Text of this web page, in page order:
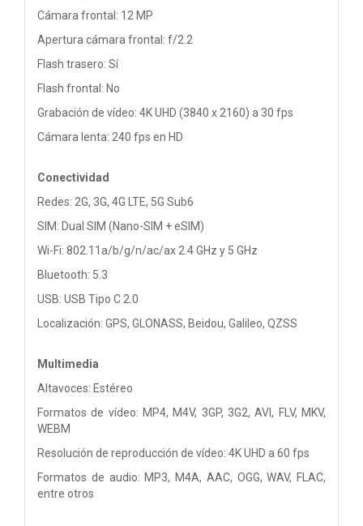
Cámara frontal: 12 MP
Apertura cámara frontal: f/2.2
Flash trasero: Sí
Flash frontal: No
Grabación de vídeo: 4K UHD (3840 x 2160) a 30 fps
Cámara lenta: 240 fps en HD
Conectividad
Redes: 2G, 3G, 4G LTE, 5G Sub6
SIM: Dual SIM (Nano-SIM + eSIM)
Wi-Fi: 802.11a/b/g/n/ac/ax 2.4 GHz y 5 GHz
Bluetooth: 5.3
USB: USB Tipo C 2.0
Localización: GPS, GLONASS, Beidou, Galileo, QZSS
Multimedia
Altavoces: Estéreo
Formatos de vídeo: MP4, M4V, 3GP, 3G2, AVI, FLV, MKV,
WEBM
Resolución de reproducción de vídeo: 4K UHD a 60 fps
Formatos de audio: MP3, M4A, AAC, OGG, WAV, FLAC,
entre otros